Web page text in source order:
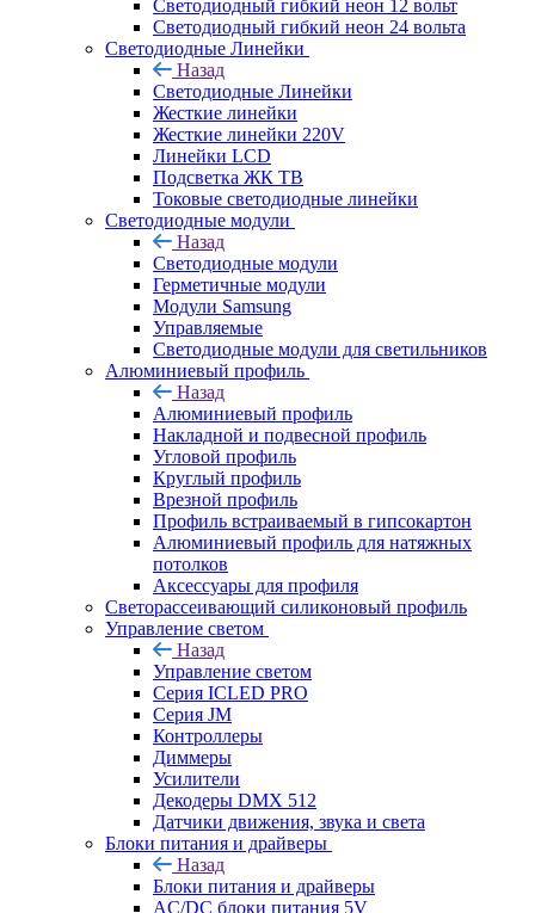
Светодиодный гибкий неон 12 вольт
Светодиодный гибкий неон 24 вольта
Светодиодные Линейки
Назад
Светодиодные Линейки
Жесткие линейки
Жесткие линейки 220V
Линейки LCD
Подсветка ЖК ТВ
Токовые светодиодные линейки
Светодиодные модули
Назад
Светодиодные модули
Герметичные модули
Модули Samsung
Управляемые
Светодиодные модули для светильников
Алюминиевый профиль
Назад
Алюминиевый профиль
Накладной и подвесной профиль
Угловой профиль
Круглый профиль
Врезной профиль
Профиль встраиваемый в гипсокартон
Алюминиевый профиль для натяжных
потолков
Аксессуары для профиля
Светорассеивающий силиконовый профиль
Управление светом
Назад
Управление светом
Серия ICLED PRO
Серия JM
Контроллеры
Диммеры
Усилители
Декодеры DMX 512
Датчики движения, звука и света
Блоки питания и драйверы
Назад
Блоки питания и драйверы
AC/DC блоки питания 5V